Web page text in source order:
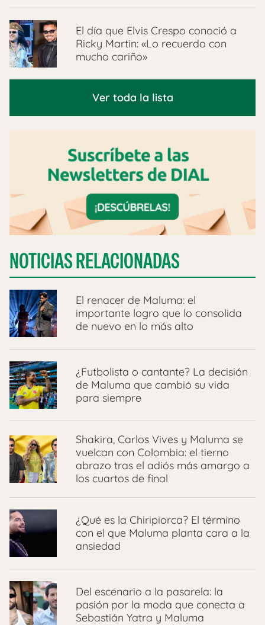
El día que Elvis Crespo conoció a
Ricky Martin: «Lo recuerdo con
mucho cariño»
Ver toda la lista
NOTICIAS RELACIONADAS
El renacer de Maluma: el
importante logro que lo consolida
de nuevo en lo más alto
¿Futbolista o cantante? La decisión
de Maluma que cambió su vida
para siempre
Shakira, Carlos Vives y Maluma se
vuelcan con Colombia: el tierno
abrazo tras el adiós más amargo a
los cuartos de final
¿Qué es la Chiripiorca? El término
con el que Maluma planta cara a la
ansiedad
Del escenario a la pasarela: la
pasión por la moda que conecta a
Sebastián Yatra y Maluma